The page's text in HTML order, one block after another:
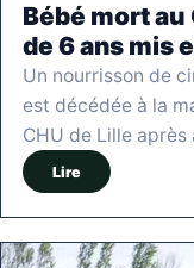
Bébé mort au
de 6 ans mis
Un nourrisson de
est décédée à la
CHU de Lille
Lire